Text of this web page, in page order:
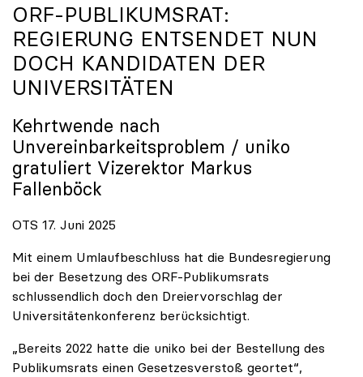
ORF-PUBLIKUMSRAT:
REGIERUNG ENTSENDET NUN
DOCH KANDIDATEN DER
UNIVERSITÄTEN
Kehrtwende nach
Unvereinbarkeitsproblem / uniko
gratuliert Vizerektor Markus
Fallenböck
OTS 17. Juni 2025
Mit einem Umlaufbeschluss hat die Bundesregierung
bei der Besetzung des ORF-Publikumsrats
schlussendlich doch den Dreiervorschlag der
Universitätenkonferenz berücksichtigt.
„Bereits 2022 hatte die uniko bei der Bestellung des
Publikumsrats einen Gesetzesverstoß geortet“,